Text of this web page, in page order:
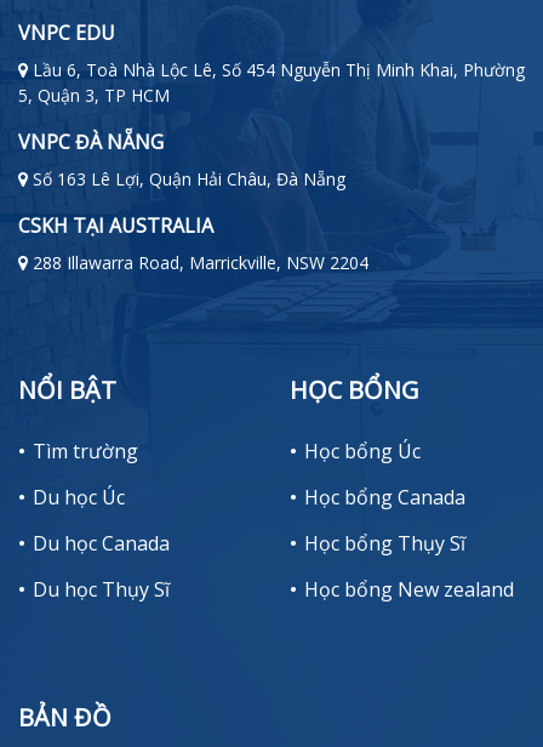
VNPC EDU
Lầu 6, Toà Nhà Lộc Lê, Số 454 Nguyễn Thị Minh Khai, Phường
5, Quận 3, TP HCM
VNPC ĐÀ NẴNG
Số 163 Lê Lợi, Quận Hải Châu, Đà Nẵng
CSKH TẠI AUSTRALIA
288 Illawarra Road, Marrickville, NSW 2204
NỔI BẬT
Tìm trường
Du học Úc
Du học Canada
Du học Thụy Sĩ
HỌC BỔNG
Học bổng Úc
Học bổng Canada
Học bổng Thụy Sĩ
Học bổng New zealand
BẢN ĐỒ